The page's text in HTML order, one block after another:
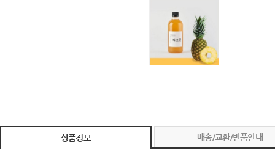
상품정보 배송/교환/반품안내